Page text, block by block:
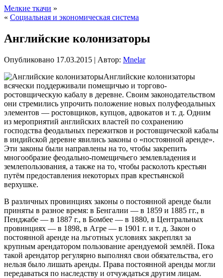
Мелкие ткачи »
« Социальная и экономическая система
Английские колонизаторы
Опубликовано 17.03.2015 | Автор: Mnelar
Английские колонизаторы
всячески поддерживали помещичью и торгово-
ростовщическую кабалу в деревне. Своим законодательством
они стремились упрочить положение новых полуфеодальных
элементов — ростовщиков, купцов, адвокатов и т. д. Одним
из мероприятий английских властей по сохранению
господства феодальных пережитков и ростовщической кабалы
в индийской деревне явились законы о «постоянной аренде».
Эти законы были направлены на то, чтобы закрепить
многообразие феодально-помещичьего землевладения и
землепользования, а также на то, чтобы расколоть крестьян
путём предоставления некоторых прав крестьянской
верхушке.
В различных провинциях законы о постоянной аренде были
приняты в разное время: в Бенгалии — в 1859 и 1885 гг., в
Пенджабе — в 1887 г., в Бомбее — в 1880, в Центральных
провинциях — в 1898, в Агре — в 1901 г. и т. д. Закон о
постоянной аренде на льготных условиях закреплял за
крупным арендатором пользование арендуемой землёй. Пока
такой арендатор регулярно выполнял свои обязательства, его
нельзя было лишать аренды. Права постоянной аренды могли
передаваться по наследству и отчуждаться другим лицам.